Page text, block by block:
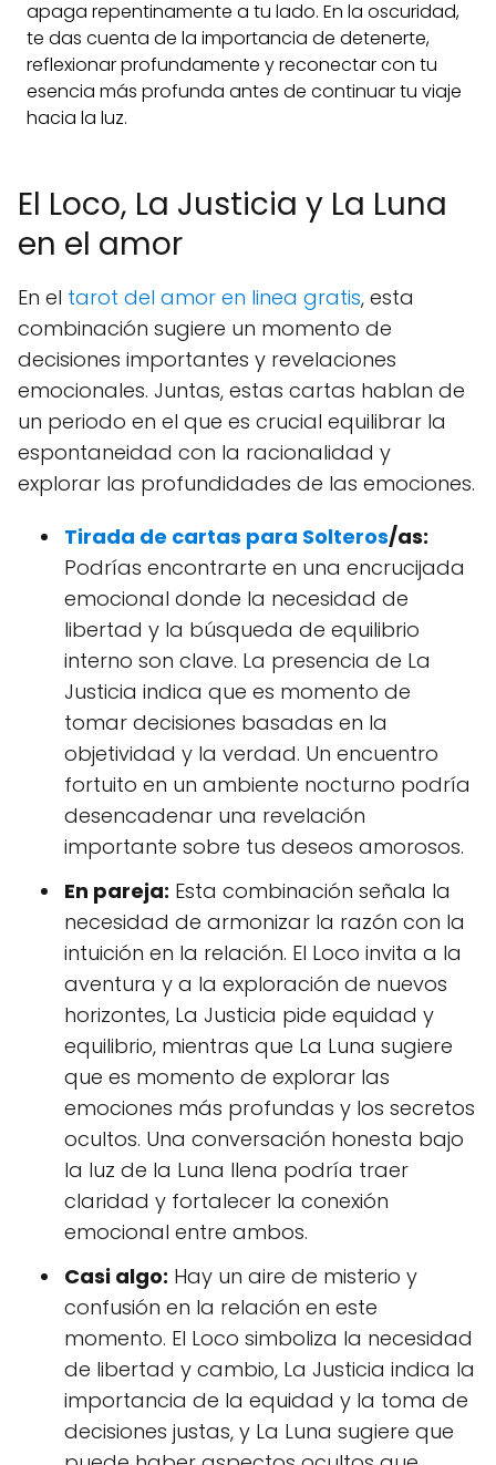
apaga repentinamente a tu lado. En la oscuridad,
te das cuenta de la importancia de detenerte,
reflexionar profundamente y reconectar con tu
esencia más profunda antes de continuar tu viaje
hacia la luz.
El Loco, La Justicia y La Luna
en el amor
En el tarot del amor en linea gratis, esta
combinación sugiere un momento de
decisiones importantes y revelaciones
emocionales. Juntas, estas cartas hablan de
un periodo en el que es crucial equilibrar la
espontaneidad con la racionalidad y
explorar las profundidades de las emociones.
Tirada de cartas para Solteros/as:
Podrías encontrarte en una encrucijada
emocional donde la necesidad de
libertad y la búsqueda de equilibrio
interno son clave. La presencia de La
Justicia indica que es momento de
tomar decisiones basadas en la
objetividad y la verdad. Un encuentro
fortuito en un ambiente nocturno podría
desencadenar una revelación
importante sobre tus deseos amorosos.
En pareja: Esta combinación señala la
necesidad de armonizar la razón con la
intuición en la relación. El Loco invita a la
aventura y a la exploración de nuevos
horizontes, La Justicia pide equidad y
equilibrio, mientras que La Luna sugiere
que es momento de explorar las
emociones más profundas y los secretos
ocultos. Una conversación honesta bajo
la luz de la Luna llena podría traer
claridad y fortalecer la conexión
emocional entre ambos.
Casi algo: Hay un aire de misterio y
confusión en la relación en este
momento. El Loco simboliza la necesidad
de libertad y cambio, La Justicia indica la
importancia de la equidad y la toma de
decisiones justas, y La Luna sugiere que